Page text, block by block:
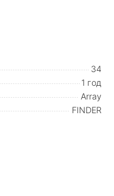
34
1 год
Array
FINDER